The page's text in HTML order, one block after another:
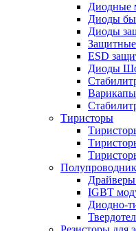
Диодные
Диоды
Диоды
ESD
Диоды
Варикапы
Тиристоры
IGBT
Диодно-